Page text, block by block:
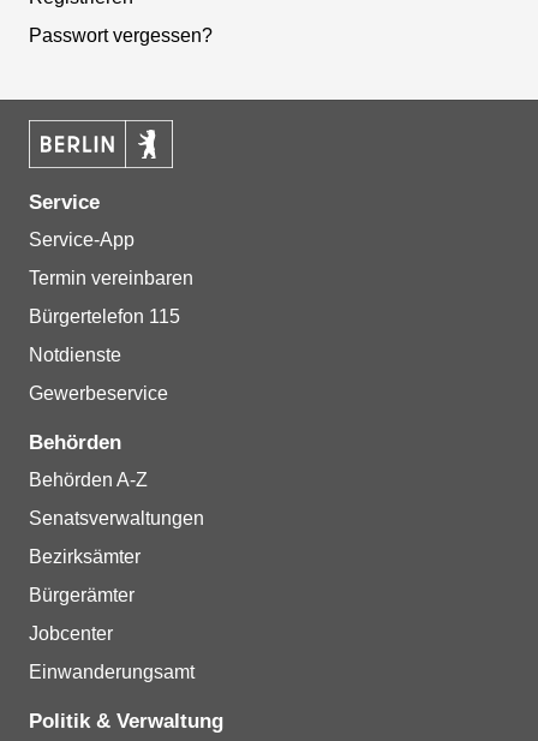
Passwort vergessen?
Service
Service-App
Termin vereinbaren
Bürgertelefon 115
Notdienste
Gewerbeservice
Behörden
Behörden A-Z
Senatsverwaltungen
Bezirksämter
Bürgerämter
Jobcenter
Einwanderungsamt
Politik & Verwaltung